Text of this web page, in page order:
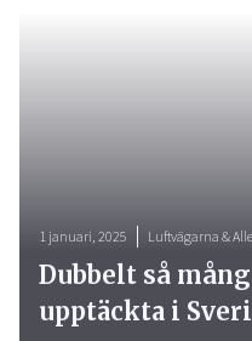
1 januari, 2025 Luftvägarna &
Dubbelt så
upptäckta i